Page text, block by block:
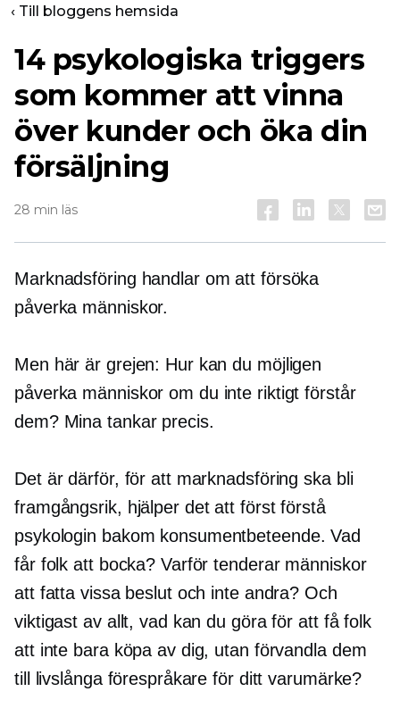
‹ Till bloggens hemsida
14 psykologiska triggers
som kommer att vinna
över kunder och öka din
försäljning
28 min läs
Marknadsföring handlar om att försöka
påverka människor.
Men här är grejen: Hur kan du möjligen
påverka människor om du inte riktigt förstår
dem? Mina tankar precis.
Det är därför, för att marknadsföring ska bli
framgångsrik, hjälper det att först förstå
psykologin bakom konsumentbeteende. Vad
får folk att bocka? Varför tenderar människor
att fatta vissa beslut och inte andra? Och
viktigast av allt, vad kan du göra för att få folk
att inte bara köpa av dig, utan förvandla dem
till livslånga förespråkare för ditt varumärke?